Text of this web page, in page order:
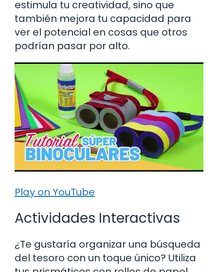
estimula tu creatividad, sino que
también mejora tu capacidad para
ver el potencial en cosas que otros
podrían pasar por alto.
Play on YouTube
Actividades Interactivas
¿Te gustaría organizar una búsqueda
del tesoro con un toque único? Utiliza